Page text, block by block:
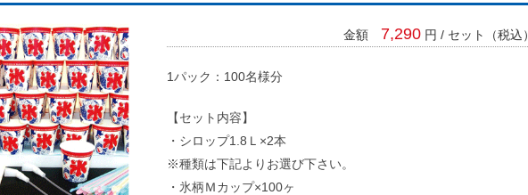
金額 7,290 円 / セット（税込
1パック：100名様分
【セット内容】
・シロップ1.8Ｌ×2本
※種類は下記よりお選び下さい。
・氷柄Ｍカップ×100ヶ